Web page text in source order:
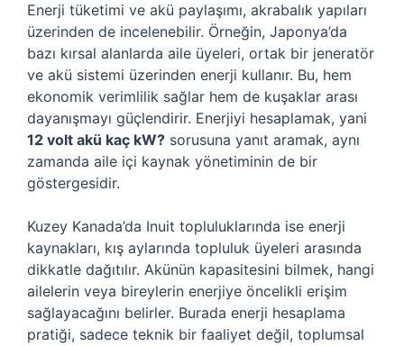
Enerji tüketimi ve akü paylaşımı, akrabalık yapıları
üzerinden de incelenebilir. Örneğin, Japonya’da
bazı kırsal alanlarda aile üyeleri, ortak bir jeneratör
ve akü sistemi üzerinden enerji kullanır. Bu, hem
ekonomik verimlilik sağlar hem de kuşaklar arası
dayanışmayı güçlendirir. Enerjiyi hesaplamak, yani
12 volt akü kaç kW? sorusuna yanıt aramak, aynı
zamanda aile içi kaynak yönetiminin de bir
göstergesidir.
Kuzey Kanada’da Inuit topluluklarında ise enerji
kaynakları, kış aylarında topluluk üyeleri arasında
dikkatle dağıtılır. Akünün kapasitesini bilmek, hangi
ailelerin veya bireylerin enerjiye öncelikli erişim
sağlayacağını belirler. Burada enerji hesaplama
pratiği, sadece teknik bir faaliyet değil, toplumsal